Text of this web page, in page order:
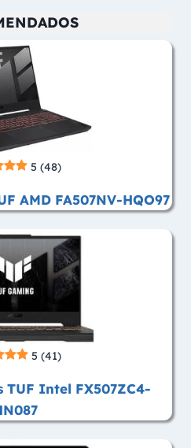
5 (48)
AMD FA507NV-HQO97
5 (41)
TUF Intel FX507ZC4-